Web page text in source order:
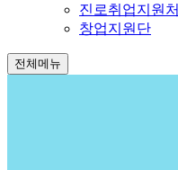
진로취업지원처
창업지원단
전체메뉴